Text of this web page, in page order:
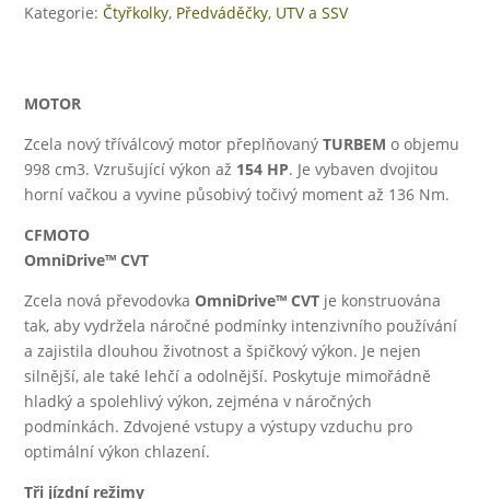
Kategorie:Čtyřkolky, Předváděčky, UTV a SSV
MOTOR
Zcela nový tříválcový motor přeplňovanýTURBEMo objemu
998 cm3. Vzrušující výkon až 154 HP. Je vybaven dvojitou
horní vačkou a vyvine působivý točivý moment až 136 Nm.
CFMOTO
OmniDrive™ CVT
Zcela nová převodovkaOmniDrive™ CVT je konstruována
tak, aby vydržela náročné podmínky intenzivního používání
a zajistila dlouhou životnost a špičkový výkon. Je nejen
silnější, ale také lehčí a odolnější. Poskytuje mimořádně
hladký a spolehlivý výkon, zejména v náročných
podmínkách. Zdvojené vstupy a výstupy vzduchu pro
optimální výkon chlazení.
Tři jízdní režimy